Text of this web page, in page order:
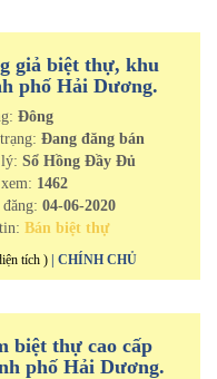
giả biệt thự, khu
phố Hải Dương.
Đông
Đang đăng bán
Sổ Hồng Đầy Đủ
1462
04-06-2020
Bán biệt thự
tích ) | CHÍNH CHỦ
biệt thự cao cấp
phố Hải Dương.